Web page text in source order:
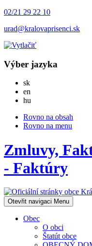
02/21 29 22 10
urad@kralovaprisenci.sk
Výber jazyka
skSlovensky
en
hu
Rovno na obsah
Rovno na menu
Zmluvy,
- Faktúry
Otevřit navigaci Menu
Obec
O obci
Štatút obce